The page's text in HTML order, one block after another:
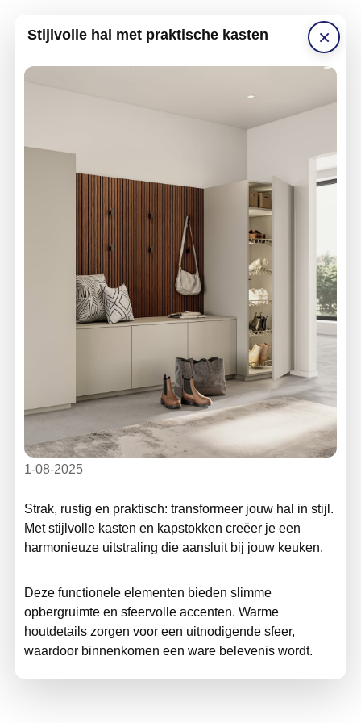
×
Stijlvolle hal met praktische kasten
1-08-2025
Strak, rustig en praktisch: transformeer jouw hal in stijl.
Met stijlvolle kasten en kapstokken creëer je een
harmonieuze uitstraling die aansluit bij jouw keuken.
Deze functionele elementen bieden slimme
opbergruimte en sfeervolle accenten. Warme
houtdetails zorgen voor een uitnodigende sfeer,
waardoor binnenkomen een ware belevenis wordt.